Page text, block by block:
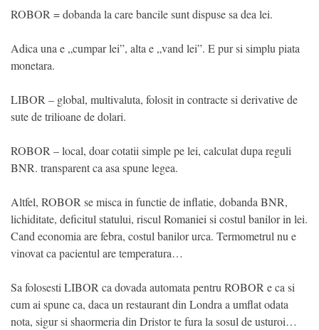
ROBOR = dobanda la care bancile sunt dispuse sa dea lei.
Adica una e „cumpar lei”, alta e „vand lei”. E pur si simplu piata
monetara.
LIBOR – global, multivaluta, folosit in contracte si derivative de
sute de trilioane de dolari.
ROBOR – local, doar cotatii simple pe lei, calculat dupa reguli
BNR. transparent ca asa spune legea.
Altfel, ROBOR se misca in functie de inflatie, dobanda BNR,
lichiditate, deficitul statului, riscul Romaniei si costul banilor in lei.
Cand economia are febra, costul banilor urca. Termometrul nu e
vinovat ca pacientul are temperatura…
Sa folosesti LIBOR ca dovada automata pentru ROBOR e ca si
cum ai spune ca, daca un restaurant din Londra a umflat odata
nota, sigur si shaormeria din Dristor te fura la sosul de usturoi…